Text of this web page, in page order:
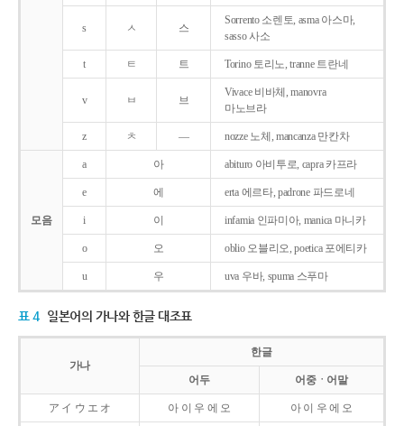
s ㅅ 스
Sorrento 소렌토, asma 아스마,
sasso 사소
t ㅌ 트 Torino 토리노, tranne 트란네
v ㅂ 브
Vivace 비바체, manovra
마노브라
z ㅊ ― nozze 노체, mancanza 만칸차
모음
a 아 abituro 아비투로, capra 카프라
e 에 erta 에르타, padrone 파드로네
i 이 infamia 인파미아, manica 마니카
o 오 oblio 오블리오, poetica 포에티카
u 우 uva 우바, spuma 스푸마
표 4 일본어의 가나와 한글 대조표
가나
한글
어두 어중ㆍ어말
ア イ ウ エ オ 아 이 우 에 오 아 이 우 에 오